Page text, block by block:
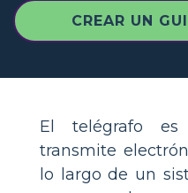
CREAR UN
El telégrafo
transmite
lo largo de un